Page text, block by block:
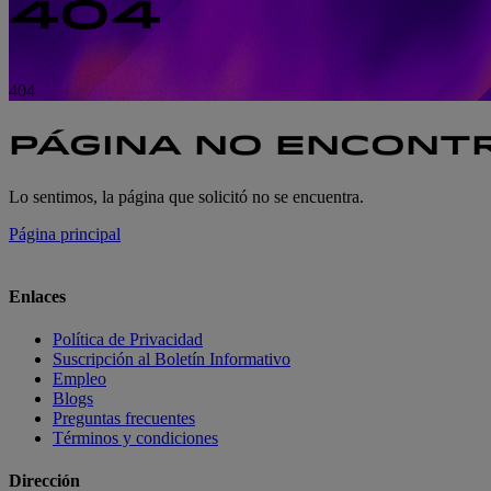
404
404
PÁGINA NO
Lo sentimos, la página que solicitó no se encuentra.
Página principal
Enlaces
Política de Privacidad
Suscripción al Boletín Informativo
Empleo
Blogs
Preguntas frecuentes
Términos y condiciones
Dirección